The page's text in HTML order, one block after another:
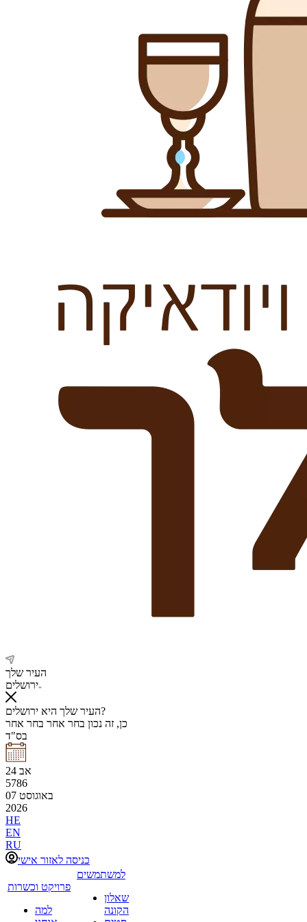
העיר שלך
ירושלים
העיר שלך היא ירושלים?
כן, זה נכון בחר אחר בחר אחר
בס"ד
24 אב
5786
07 באוגוסט
2026
HE
EN
RU
כניסה לאזור אישי
פרויקט וכשרות
למה
למשתמשים
שאלון
הקונה